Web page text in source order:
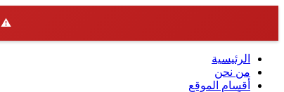
⚠️ Hosting plan for this site has expired.
الرئيسية
من نحن
أقسام الموقع